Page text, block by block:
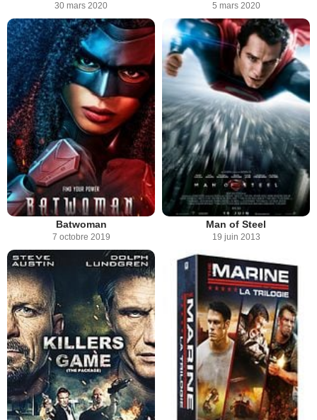
30 mars 2020 5 mars 2020
Batwoman
7 octobre 2019
Man of Steel
19 juin 2013